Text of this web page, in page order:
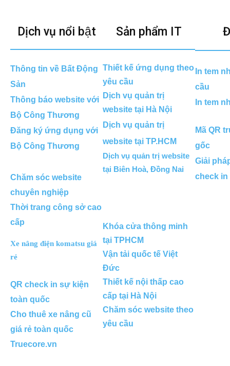
Dịch vụ nổi bật
Thông tin về Bất Động
Sản
Thông báo website với
Bộ Công Thương
Đăng ký ứng dụng với
Bộ Công Thương
Chăm sóc website
chuyên nghiệp
Thời trang công sở cao
cấp
Xe nâng điện komatsu giá
rẻ
QR check in sự kiện
toàn quốc
Cho thuê xe nâng cũ
giá rẻ toàn quốc
Truecore.vn
Sản phẩm IT
Thiết kế ứng dụng theo
yêu cầu
Dịch vụ quản trị
website tại Hà Nội
Dịch vụ quản trị
website tại TP.HCM
Dịch vụ quản trị website
tại Biên Hoà, Đồng Nai
Khóa cửa thông minh
tại TPHCM
Vận tải quốc tế Việt
Đức
Thiết kế nội thấp cao
cấp tại Hà Nội
Chăm sóc website theo
yêu cầu
In tem
cầu
In tem
Mã QR
gốc
Giải
check